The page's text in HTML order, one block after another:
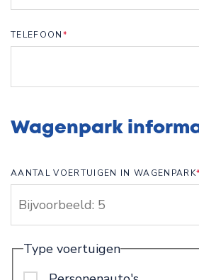
TELEFOON*
Wagenpark
AANTAL VOERTUIGEN IN WAGENPARK*
Type voertuigen